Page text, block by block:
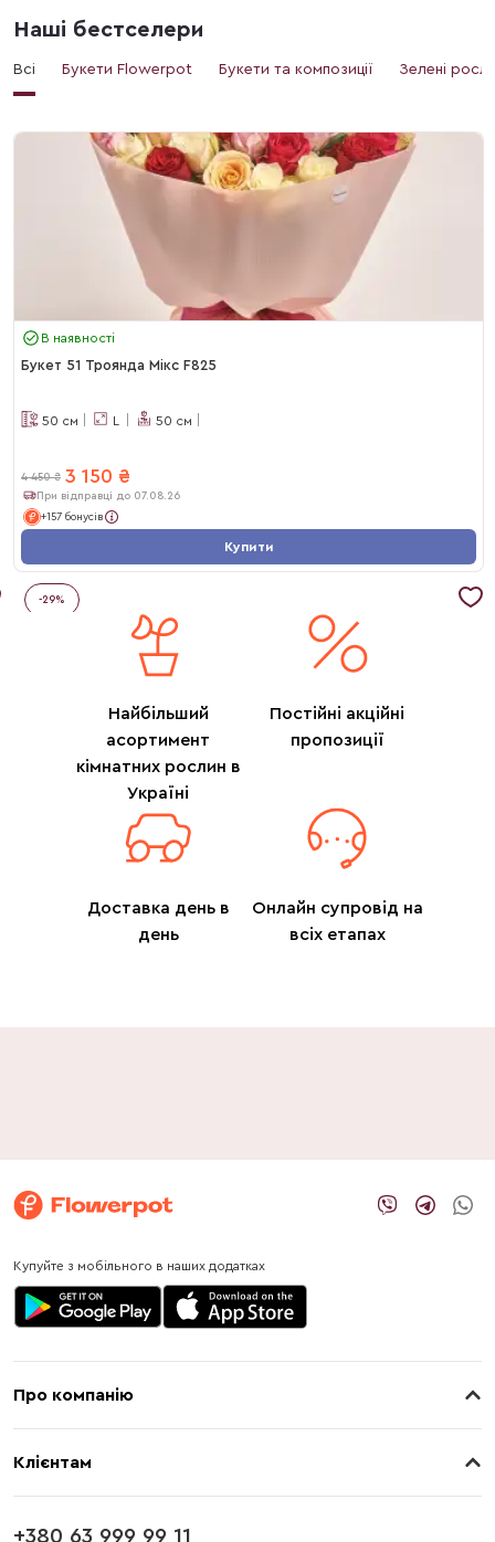
Наші бестселери
Всі Букети Flowerpot Букети та композиції Зелені
В наявності
Букет 51 Троянда Мікс F825
50 см L 50 см
4 450 ₴ 3 150 ₴
При відправці до 07.08.26
+157 бонусів
Купити
-29%
Найбільший
асортимент
кімнатних рослин в
Україні
Постійні акційні
пропозиції
Доставка день в
день
Онлайн супровід на
всіх етапах
Купуйте з мобільного в наших додатках
Про компанію
Клієнтам
+380 63 999 99 11